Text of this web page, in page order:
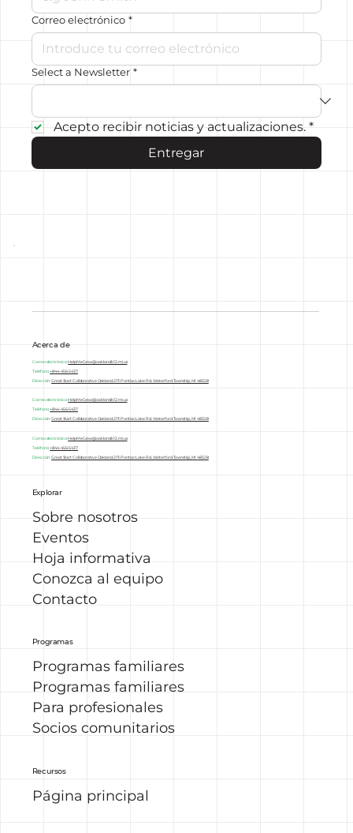
Correo electrónico *
Select a Newsletter *
Acepto recibir noticias y actualizaciones. *
Entregar
Acerca de
Correo electrónico:HelpMeGrow@oakland.k12.mi.us
Teléfono: +844-456-5437
Dirección:Great Start Collaborative Oakland 2111 Pontiac Lake Rd. Waterford Township, MI 48328
Correo electrónico:HelpMeGrow@oakland.k12.mi.us
Teléfono: +844-456-5437
Dirección:Great Start Collaborative Oakland 2111 Pontiac Lake Rd. Waterford Township, MI 48328
Correo electrónico:HelpMeGrow@oakland.k12.mi.us
Teléfono: +844-456-5437
Dirección:Great Start Collaborative Oakland 2111 Pontiac Lake Rd. Waterford Township, MI 48328
Sobre nosotros
Eventos
Hoja informativa
Conozca al equipo
Contacto
Explorar
Programas familiares
Programas familiares
Para profesionales
Socios comunitarios
Programas
Página principal
Recursos